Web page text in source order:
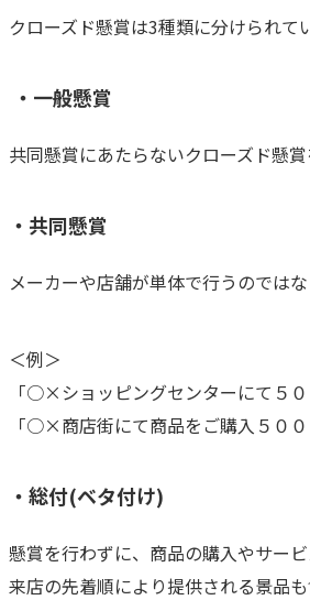
クローズド懸賞は3種類に分けられて
・一般懸賞
共同懸賞にあたらないクローズド懸
・共同懸賞
メーカーや店舗が単体で行うのでは
＜例＞
「○×ショッピングセンターにて５
「○×商店街にて商品をご購入５０
・総付(ベタ付け)
懸賞を行わずに、商品の購入やサー
来店の先着順により提供される景品も